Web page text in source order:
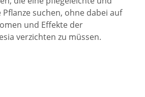
suchen, ohne dabei auf
und Effekte der
verzichten zu müssen.